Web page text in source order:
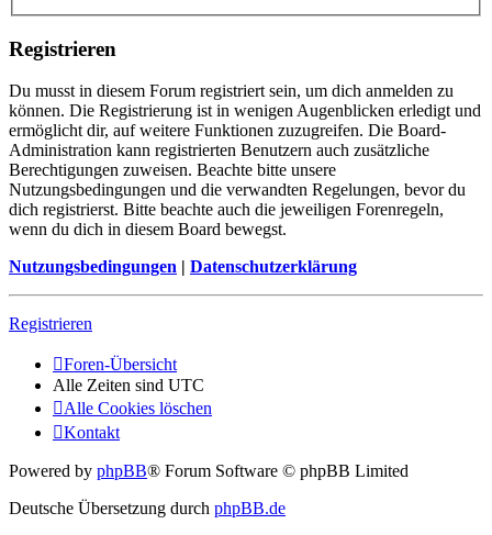
Registrieren
Du musst in diesem Forum registriert sein, um dich anmelden zu
können. Die Registrierung ist in wenigen Augenblicken erledigt und
ermöglicht dir, auf weitere Funktionen zuzugreifen. Die Board-
Administration kann registrierten Benutzern auch zusätzliche
Berechtigungen zuweisen. Beachte bitte unsere
Nutzungsbedingungen und die verwandten Regelungen, bevor du
dich registrierst. Bitte beachte auch die jeweiligen Forenregeln,
wenn du dich in diesem Board bewegst.
Nutzungsbedingungen | Datenschutzerklärung
Registrieren
Foren-Übersicht
Alle Zeiten sind UTC
Alle Cookies löschen
Kontakt
Powered by phpBB® Forum Software © phpBB Limited
Deutsche Übersetzung durch phpBB.de